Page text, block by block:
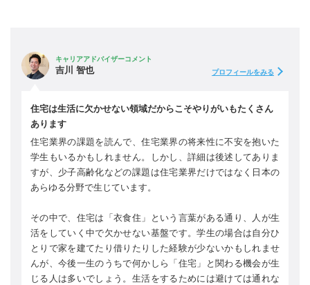
キャリアアドバイザーコメント
吉川 智也 プロフィールをみる
住宅は生活に欠かせない領域だからこそやりがいもたくさん
あります
住宅業界の課題を読んで、住宅業界の将来性に不安を抱いた
学生もいるかもしれません。しかし、詳細は後述してありま
すが、少子高齢化などの課題は住宅業界だけではなく日本の
あらゆる分野で生じています。
その中で、住宅は「衣食住」という言葉がある通り、人が生
活をしていく中で欠かせない基盤です。学生の場合は自分ひ
とりで家を建てたり借りたりした経験が少ないかもしれませ
んが、今後一生のうちで何かしら「住宅」と関わる機会が生
じる人は多いでしょう。生活をするためには避けては通れな